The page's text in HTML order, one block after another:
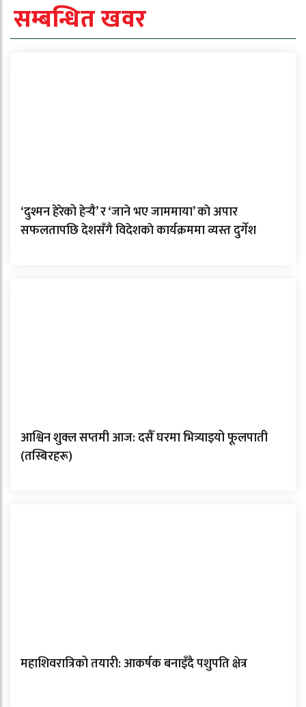
सम्बन्धित खवर
‘दुश्मन हेरेको हेर्‍यै’ र ‘जाने भए जाममाया’ काे अपार
सफलतापछि देशसँगै विदेशकाे कार्यक्रममा व्यस्त दुर्गेश
आश्विन शुक्ल सप्तमी आज: दसैँ घरमा भित्र्याइयो फूलपाती
(तस्बिरहरू)
महाशिवरात्रिको तयारी: आकर्षक बनाइँदै पशुपति क्षेत्र